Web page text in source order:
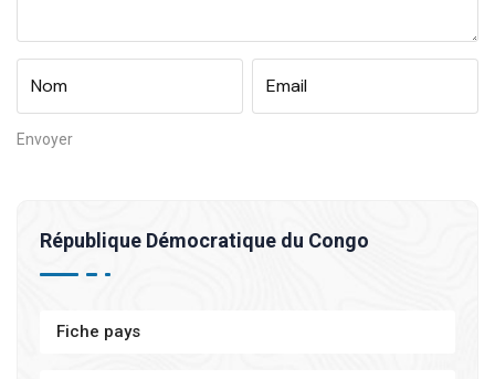
République Démocratique du Congo
Fiche pays